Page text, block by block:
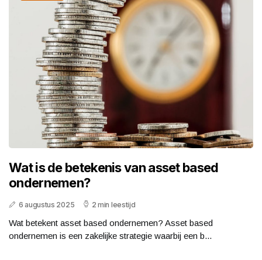
Wat is de betekenis van asset based
ondernemen?
6 augustus 2025 2 min leestijd
Wat betekent asset based ondernemen? Asset based
ondernemen is een zakelijke strategie waarbij een b...